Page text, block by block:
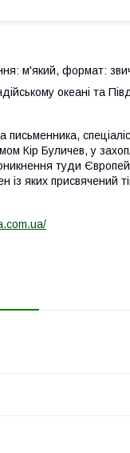
м'який, формат:
океані та
письменника,
Кір Буличев, у
туди
із яких присвячений